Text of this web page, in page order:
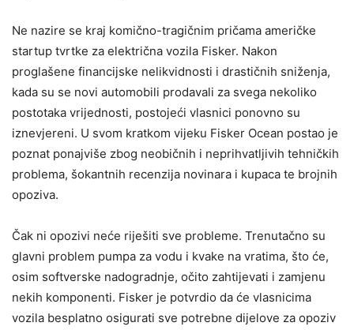
Ne nazire se kraj komično-tragičnim pričama američke
startup tvrtke za električna vozila Fisker. Nakon
proglašene financijske nelikvidnosti i drastičnih sniženja,
kada su se novi automobili prodavali za svega nekoliko
postotaka vrijednosti, postojeći vlasnici ponovno su
iznevjereni. U svom kratkom vijeku Fisker Ocean postao je
poznat ponajviše zbog neobičnih i neprihvatljivih tehničkih
problema, šokantnih recenzija novinara i kupaca te brojnih
opoziva.
Čak ni opozivi neće riješiti sve probleme. Trenutačno su
glavni problem pumpa za vodu i kvake na vratima, što će,
osim softverske nadogradnje, očito zahtijevati i zamjenu
nekih komponenti. Fisker je potvrdio da će vlasnicima
vozila besplatno osigurati sve potrebne dijelove za opoziv